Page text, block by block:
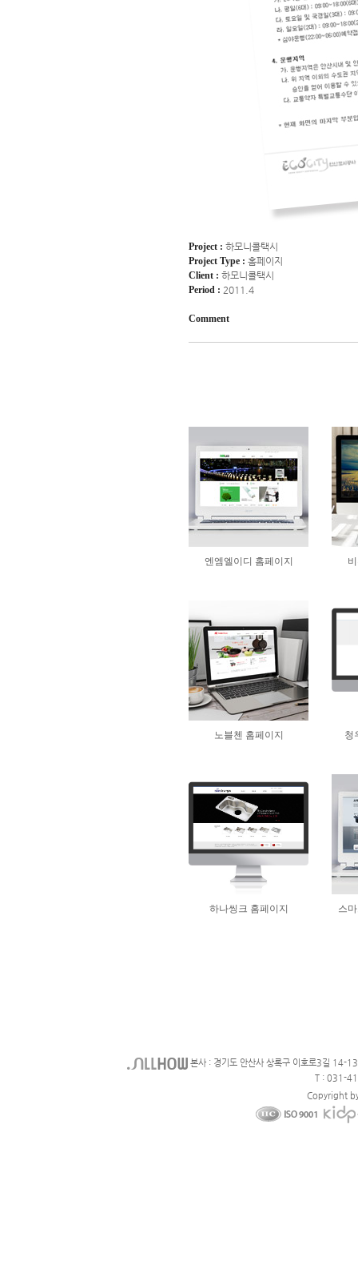
Project : 하모니콜택시
Project Type : 홈페이지
Client : 하모니콜택시
Period : 2011.4
Comment
본사 : 경기도 안산사 상록구 이호로3길 14-
T : 031-
Copyright